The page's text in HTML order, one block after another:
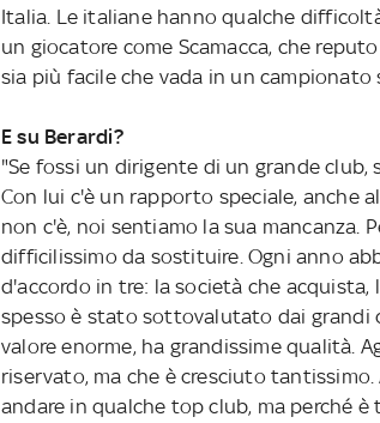
Italia. Le italiane hanno qualche
un giocatore come Scamacca, che
sia più facile che vada in un
E su Berardi?
"Se fossi un dirigente di un grande
Con lui c'è un rapporto speciale, anche
non c'è, noi sentiamo la sua mancanza.
difficilissimo da sostituire. Ogni anno
d'accordo in tre: la società che acquista,
spesso è stato sottovalutato dai grandi
valore enorme, ha grandissime qualità.
riservato, ma che è cresciuto
andare in qualche top club, ma perché